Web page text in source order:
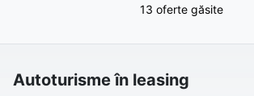
13 oferte găsite
Autoturisme în leasing